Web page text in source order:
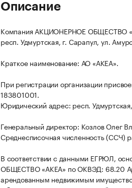
Описание
Компания АКЦИОНЕРНОЕ ОБЩЕСТВО
респ. Удмуртская, г. Сарапул, ул.
Краткое наименование: АО «АКЕА».
При регистрации организации
183801001.
Юридический адрес: респ.
Генеральный директор: Козлов Олег
Среднесписочная численность (ССЧ)
В соответствии с данными ЕГРЮЛ,
ОБЩЕСТВО «АКЕА» по ОКВЭД: 68.20
арендованным недвижимым